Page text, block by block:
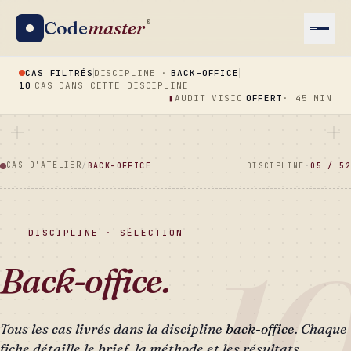
Codemaster®
CAS FILTRÉS DISCIPLINE · BACK-OFFICE
10 CAS DANS CETTE DISCIPLINE
▮ AUDIT VISIO OFFERT · 45 MIN
CAS D'ATELIER/ BACK-OFFICE DISCIPLINE ·05 / 52
DISCIPLINE · SÉLECTION
Back-office.
Tous les cas livrés dans la discipline back-office. Chaque